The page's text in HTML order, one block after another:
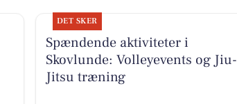
DET SKER
Spændende aktiviteter i
Skovlunde: Volleyevents og Jiu-
Jitsu træning